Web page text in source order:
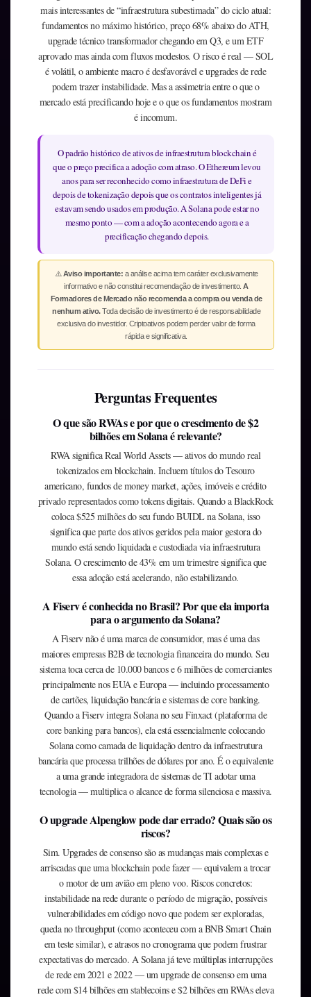
mais interessantes de “infraestrutura subestimada” do ciclo atual:
fundamentos no máximo histórico, preço 68% abaixo do ATH,
upgrade técnico transformador chegando em Q3, e um ETF
aprovado mas ainda com fluxos modestos. O risco é real — SOL
é volátil, o ambiente macro é desfavorável e upgrades de rede
podem trazer instabilidade. Mas a assimetria entre o que o
mercado está precificando hoje e o que os fundamentos mostram
é incomum.
O padrão histórico de ativos de infraestrutura blockchain é
que o preço precifica a adoção com atraso. O Ethereum levou
anos para ser reconhecido como infraestrutura de DeFi e
depois de tokenização depois que os contratos inteligentes já
estavam sendo usados em produção. A Solana pode estar no
mesmo ponto — com a adoção acontecendo agora e a
precificação chegando depois.
⚠️ Aviso importante: a análise acima tem caráter exclusivamente
informativo e não constitui recomendação de investimento.A
Formadores de Mercado não recomenda a compra ou venda de
nenhum ativo.Toda decisão de investimento é de responsabilidade
exclusiva do investidor. Criptoativos podem perder valor de forma
rápida e significativa.
Perguntas Frequentes
O que são RWAs e por que o crescimento de $2
bilhões em Solana é relevante?
RWA significa Real World Assets — ativos do mundo real
tokenizados em blockchain. Incluem títulos do Tesouro
americano, fundos de money market, ações, imóveis e crédito
privado representados como tokens digitais. Quando a BlackRock
coloca $525 milhões do seu fundo BUIDL na Solana, isso
significa que parte dos ativos geridos pela maior gestora do
mundo está sendo liquidada e custodiada via infraestrutura
Solana. O crescimento de 43% em um trimestre significa que
essa adoção está acelerando, não estabilizando.
A Fiserv é conhecida no Brasil? Por que ela importa
para o argumento da Solana?
A Fiserv não é uma marca de consumidor, mas é uma das
maiores empresas B2B de tecnologia financeira do mundo. Seu
sistema toca cerca de 10.000 bancos e 6 milhões de comerciantes
principalmente nos EUA e Europa — incluindo processamento
de cartões, liquidação bancária e sistemas de core banking.
Quando a Fiserv integra Solana no seu Finxact (plataforma de
core banking para bancos), ela está essencialmente colocando
Solana como camada de liquidação dentro da infraestrutura
bancária que processa trilhões de dólares por ano. É o equivalente
a uma grande integradora de sistemas de TI adotar uma
tecnologia — multiplica o alcance de forma silenciosa e massiva.
O upgrade Alpenglow pode dar errado? Quais são os
riscos?
Sim. Upgrades de consenso são as mudanças mais complexas e
arriscadas que uma blockchain pode fazer — equivalem a trocar
o motor de um avião em pleno voo. Riscos concretos:
instabilidade na rede durante o período de migração, possíveis
vulnerabilidades em código novo que podem ser exploradas,
queda no throughput (como aconteceu com a BNB Smart Chain
em teste similar), e atrasos no cronograma que podem frustrar
expectativas do mercado. A Solana já teve múltiplas interrupções
de rede em 2021 e 2022 — um upgrade de consenso em uma
rede com $14 bilhões em stablecoins e $2 bilhões em RWAs eleva